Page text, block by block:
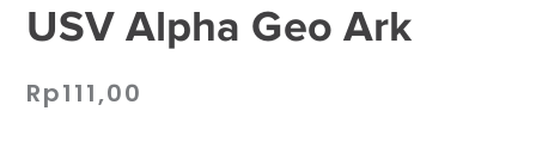
USV Alpha Geo Ark
Rp111,00